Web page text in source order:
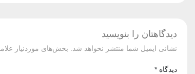
دیدگاهتان را بنویسید
نشانی ایمیل شما منتشر نخواهد شد. بخش‌های موردنیاز
دیدگاه *